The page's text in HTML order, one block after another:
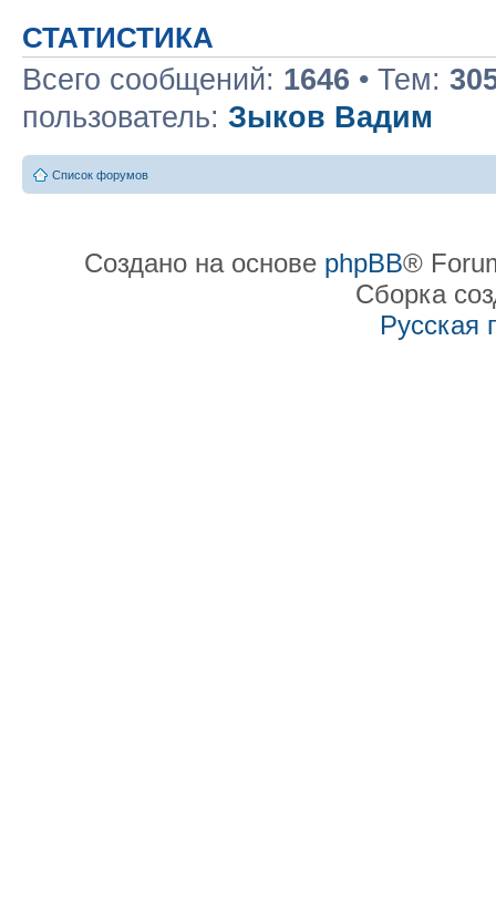
СТАТИСТИКА
Всего сообщений: 1646 • Тем:
пользователь: Зыков Вадим
Список форумов
Создано на основе phpBB®
Сборка
Русская